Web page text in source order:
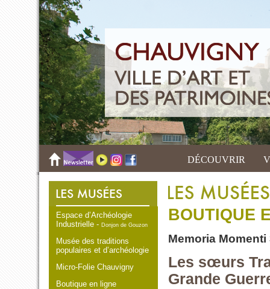
DÉCOUVRIR
Espace d’Archéologie
Industrielle -Donjon de Gouzon
Musée des traditions
populaires et d’archéologie
Micro-Folie Chauvigny
Boutique en ligne
BOUTIQUE
Memoria Momenti
Les sœurs
Grande